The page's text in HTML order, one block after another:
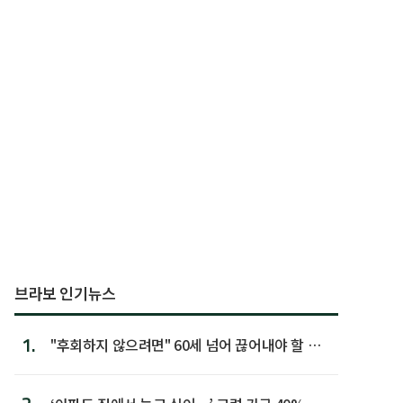
브라보 인기뉴스
1.
"후회하지 않으려면" 60세 넘어 끊어내야 할 사